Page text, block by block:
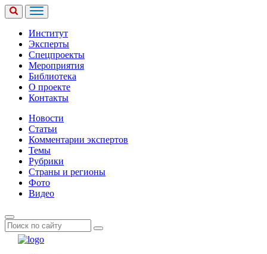
Институт
Эксперты
Спецпроекты
Мероприятия
Библиотека
О проекте
Контакты
Новости
Статьи
Комментарии экспертов
Темы
Рубрики
Страны и регионы
Фото
Видео